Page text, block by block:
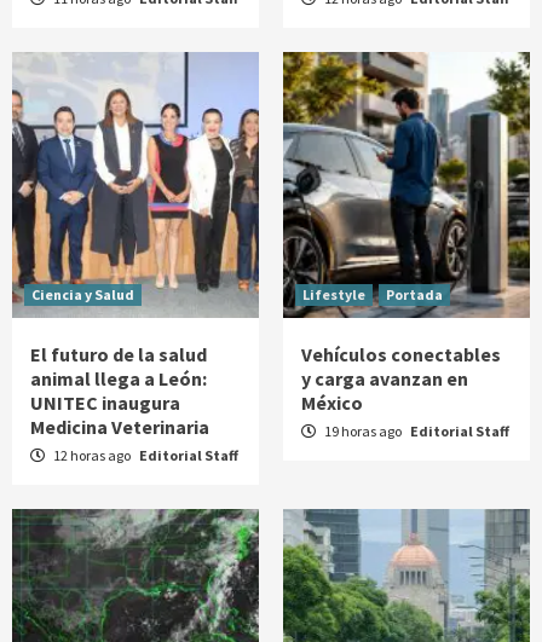
Ciencia y Salud
El futuro de la salud
animal llega a León:
UNITEC inaugura
Medicina Veterinaria
12 horas ago Editorial Staff
Lifestyle Portada
Vehículos conectables
y carga avanzan en
México
19 horas ago Editorial Staff